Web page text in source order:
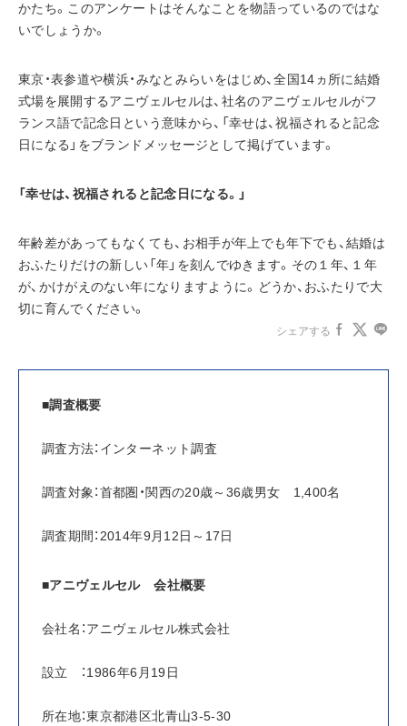
かたち。このアンケートはそんなことを物語っているのではな
いでしょうか。
東京・表参道や横浜・みなとみらいをはじめ、全国14ヵ所に結婚
式場を展開するアニヴェルセルは、社名のアニヴェルセルがフ
ランス語で記念日という意味から、「幸せは、祝福されると記念
日になる」をブランドメッセージとして掲げています。
「幸せは、祝福されると記念日になる。」
年齢差があってもなくても、お相手が年上でも年下でも、結婚は
おふたりだけの新しい「年」を刻んでゆきます。その１年、１年
が、かけがえのない年になりますように。どうか、おふたりで大
切に育んでください。
シェアする
■調査概要
調査方法：インターネット調査
調査対象：首都圏・関西の20歳～36歳男女　1,400名
調査期間：2014年9月12日～17日
■アニヴェルセル　会社概要
会社名：アニヴェルセル株式会社
設立　：1986年6月19日
所在地：東京都港区北青山3-5-30